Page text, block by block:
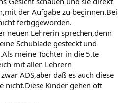
der Aufgabe zu beginnen.Bei
fertiggeworden.
neuen Lehrerin sprechen,denn
Schublade gesteckt und
meine Tochter in die 5.te
mit allen Lehrern
ADS,aber daß es auch diese
nicht.Diese Kinder gehen oft